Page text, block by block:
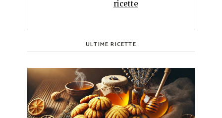
ricette
ULTIME RICETTE